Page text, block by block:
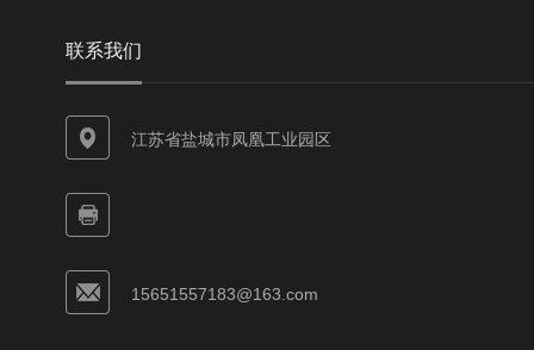
联系我们
江苏省盐城市凤凰工业园区
15651557183@163.com